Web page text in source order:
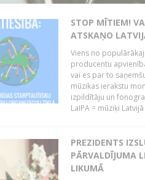
STOP MĪTIEM!
ATSKAŅO
Viens no
producentu
vai es par to
mūzikas ierakstu
izpildītāju un
LaIPA = mūziķi
PREZIDENTS
PĀRVALDĪJUMA
LIKUMĀ